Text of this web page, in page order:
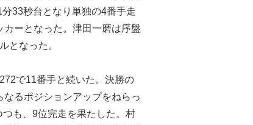
33秒台となり単独の4番手走
ーとなった。津田一磨は序盤
となった。
で11番手と続いた。決勝の
るポジションアップをねらっ
も、9位完走を果たした。村